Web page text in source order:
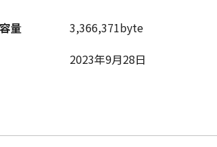
9. U.S. GOVERNMENT RESTRICTED
End User, the following shall apply: The
Canon Inc./30-2, Shimomaruko 3-
量
3,366,371byte
2023年9月28日